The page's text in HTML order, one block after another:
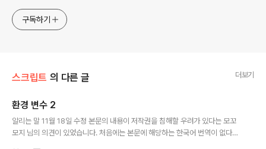
구독하기
스크립트 의 다른 글 더보기
환경 변수 2
알리는 말 11월 18일 수정 본문의 내용이 저작권을 침해할 우려가 있다는 모꼬
모지 님의 의견이 있었습니다. 처음에는 본문에 해당하는 한국어 번역이 없다고